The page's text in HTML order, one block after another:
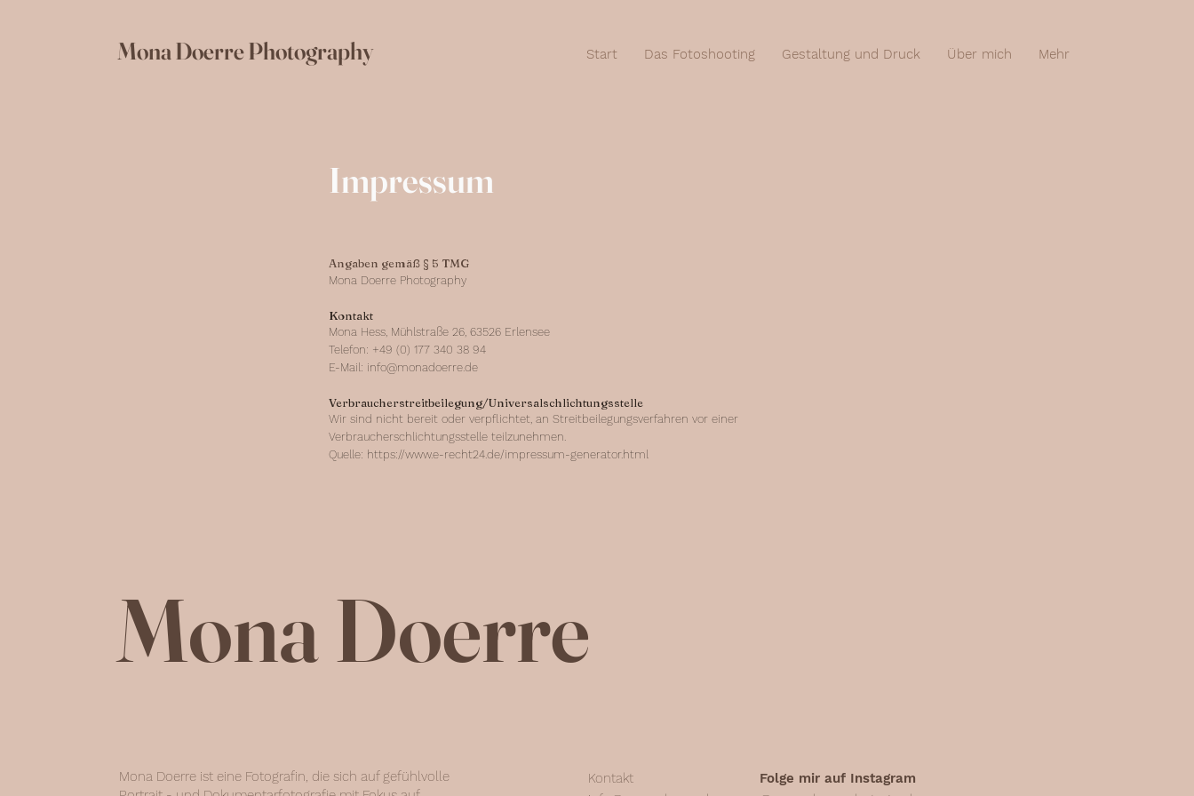
Mona Doerre Photography Start Das Fotoshooting Gestaltung und Druck Über mich Mehr
Impressum
Angaben gemäß § 5 TMG
Mona Doerre Photography
Kontakt
Mona Hess, Mühlstraße 26, 63526 Erlensee
Telefon: +49 (0) 177 340 38 94
E-Mail: info@monadoerre.de
Verbraucherstreitbeilegung/Universalschlichtungsstelle
Wir sind nicht bereit oder verpflichtet, an Streitbeilegungsverfahren vor einer
Verbraucherschlichtungsstelle teilzunehmen.
Quelle: https://www.e-recht24.de/impressum-generator.html
Mona Doerre
Mona Doerre ist eine Fotografin, die sich auf gefühlvolle
Kontakt
Folge mir auf Instagram